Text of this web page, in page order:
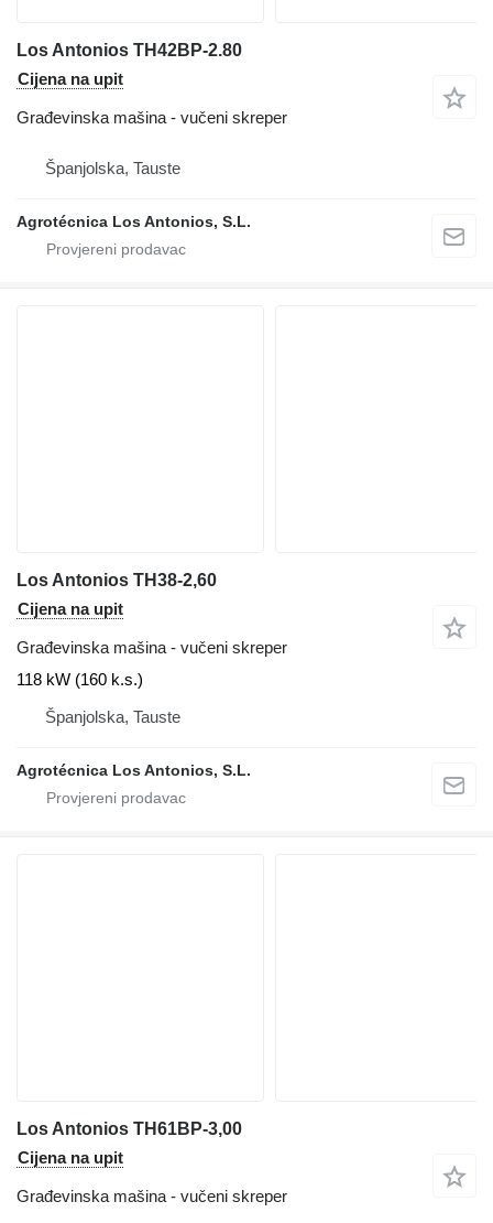
Los Antonios TH42BP-2.80
Cijena na upit
Građevinska mašina - vučeni skreper
Španjolska, Tauste
Agrotécnica Los Antonios, S.L.
Los Antonios TH38-2,60
Cijena na upit
Građevinska mašina - vučeni skreper
118 kW (160 k.s.)
Španjolska, Tauste
Agrotécnica Los Antonios, S.L.
Los Antonios TH61BP-3,00
Cijena na upit
Građevinska mašina - vučeni skreper